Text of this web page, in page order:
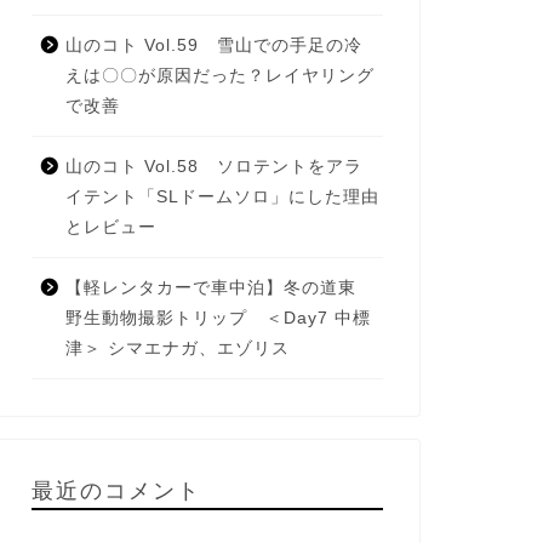
山のコト Vol.59 雪山での手足の冷
えは〇〇が原因だった？レイヤリング
で改善
山のコト Vol.58 ソロテントをアラ
イテント「SLドームソロ」にした理由
とレビュー
【軽レンタカーで車中泊】冬の道東
野生動物撮影トリップ ＜Day7 中標
津＞ シマエナガ、エゾリス
最近のコメント